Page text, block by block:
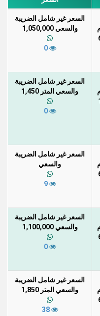
السعر غير شامل الضريبة
والسعي 1,050,000
0
السعر غير شامل الضريبة
والسعي المتر 1,450
0
السعر غير شامل الضريبة
والسعي
9
السعر غير شامل الضريبة
والسعي 1,100,000
0
السعر غير شامل الضريبة
والسعي المتر 1,850
38